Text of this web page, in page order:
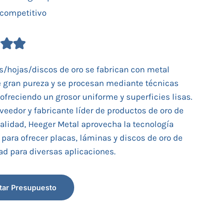
hojas/discos de oro se fabrican con metal
gran pureza y se procesan mediante técnicas
un grosor uniforme y superficies lisas.
y fabricante líder de productos de oro de
Heeger Metal aprovecha la tecnología
para ofrecer placas, láminas y discos de oro de
para diversas aplicaciones.
Presupuesto